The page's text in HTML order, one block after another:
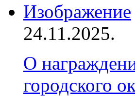
Изображение
24.11.2025.
О
городского